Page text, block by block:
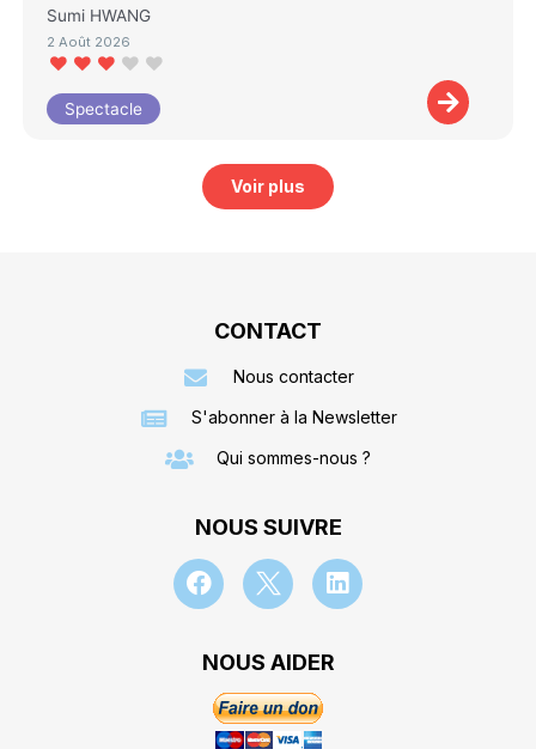
Sumi HWANG
2 Août 2026
Spectacle
Voir plus
CONTACT
Nous contacter
S'abonner à la Newsletter
Qui sommes-nous ?
NOUS SUIVRE
NOUS AIDER